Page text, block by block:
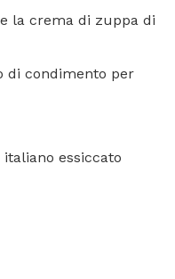
la crema di zuppa di
di condimento per
essiccato